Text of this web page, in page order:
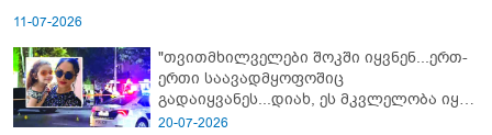
11-07-2026
"თვითმხილველები შოკში იყვნენ...ერთ-
ერთი საავადმყოფოშიც
გადაიყვანეს...დიახ, ეს მკვლელობა იყო"
- გორში დატრიალებული ტრაგედიის
20-07-2026